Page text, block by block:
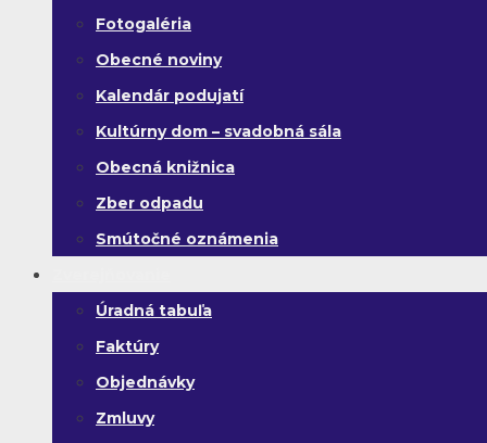
Fotogaléria
Obecné noviny
Kalendár podujatí
Kultúrny dom – svadobná sála
Obecná knižnica
Zber odpadu
Smútočné oznámenia
Úradná tabuľa
Faktúry
Objednávky
Zmluvy